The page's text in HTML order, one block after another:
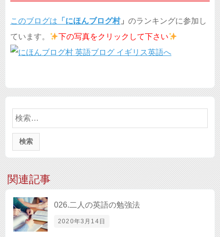
このブログは 「 にほんブログ村」 のランキングに参加し
ています。
下の写真をクリックして下さい
検
索:
関連記事
026.二人の英語の勉強法
2020年3月14日